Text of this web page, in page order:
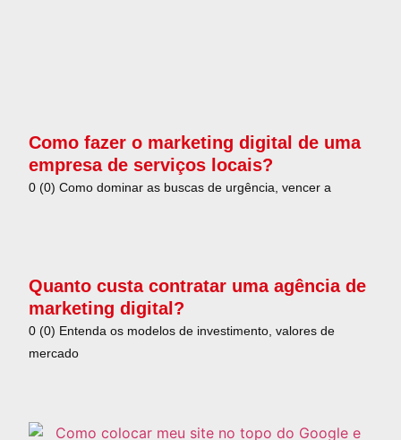
Como fazer o marketing digital de uma
empresa de serviços locais?
0 (0) Como dominar as buscas de urgência, vencer a
Quanto custa contratar uma agência de
marketing digital?
0 (0) Entenda os modelos de investimento, valores de
mercado